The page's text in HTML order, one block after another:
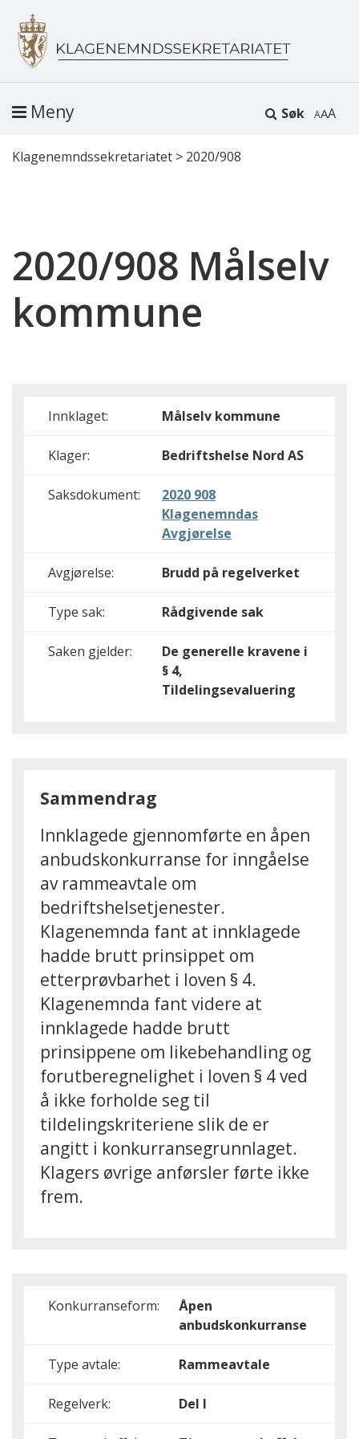
Søk A
Meny
Klagenemndssekretariatet > 2020/908
2020/908 Målselv
kommune
Innklaget: Målselv kommune
Klager: Bedriftshelse Nord AS
Saksdokument:
2020 908
Klagenemndas
Avgjørelse
Avgjørelse: Brudd på regelverket
Type sak: Rådgivende sak
Saken gjelder:
De generelle kravene i
§ 4,
Tildelingsevaluering
Sammendrag
Innklagede gjennomførte en åpen
anbudskonkurranse for inngåelse
av rammeavtale om
bedriftshelsetjenester.
Klagenemnda fant at innklagede
hadde brutt prinsippet om
etterprøvbarhet i loven § 4.
Klagenemnda fant videre at
innklagede hadde brutt
prinsippene om likebehandling og
forutberegnelighet i loven § 4 ved
å ikke forholde seg til
tildelingskriteriene slik de er
angitt i konkurransegrunnlaget.
Klagers øvrige anførsler førte ikke
frem.
Konkurranseform:
Åpen
anbudskonkurranse
Type avtale: Rammeavtale
Regelverk: Del I